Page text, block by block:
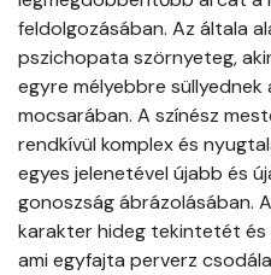
feldolgozásában. Az általa
pszichopata szörnyeteg,
egyre mélyebbre
mocsarában. A színész
rendkívül komplex és
egyes jelenetével újabb és
gonoszság ábrázolásában.
karakter hideg tekintetét
ami egyfajta perverz